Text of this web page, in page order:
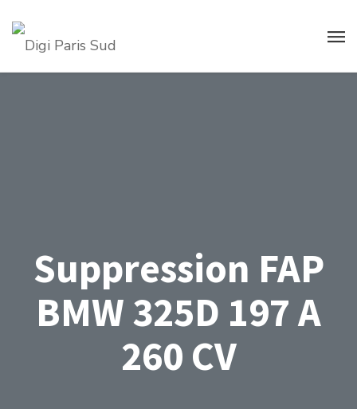
Suppression FAP
BMW 325D 197 A
260 CV